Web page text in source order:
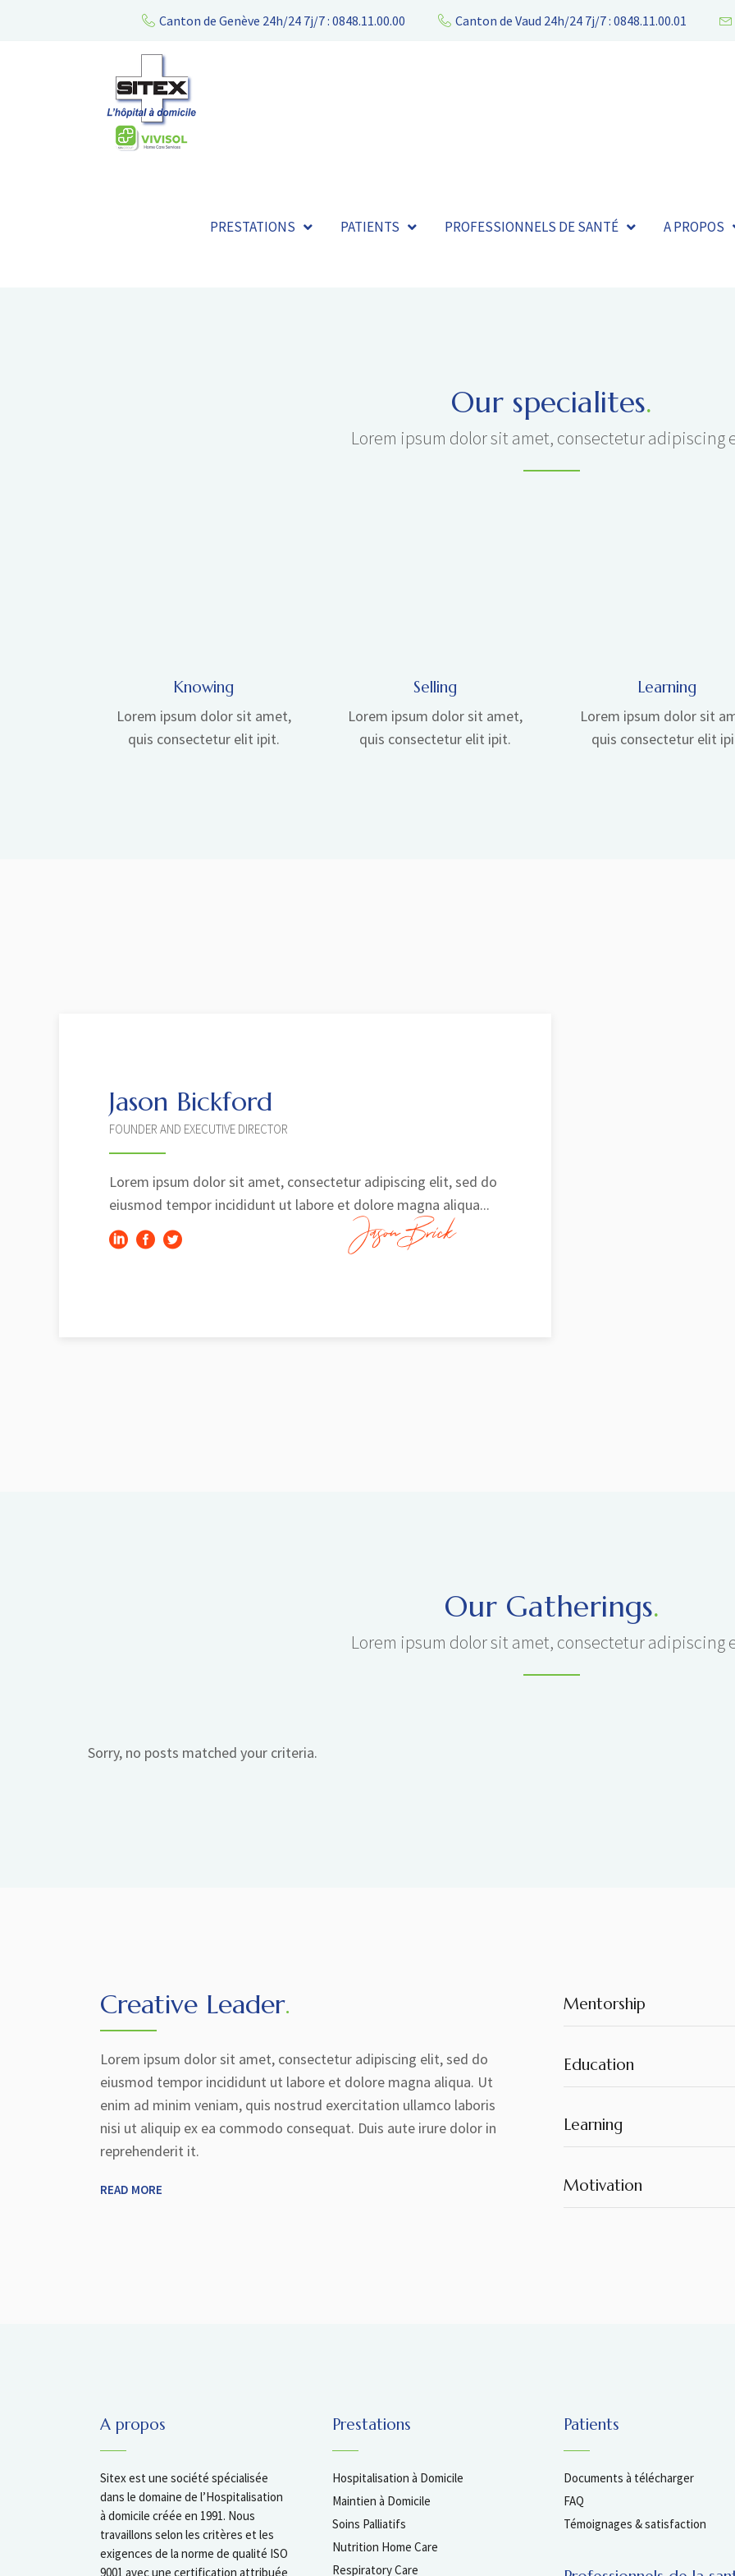
Canton de Genève 24h/24 7j/7 : 0848.11.00.00 Canton de Vaud 24h/24 7j/7 : 0848.11.00.01
PRESTATIONS PATIENTS PROFESSIONNELS DE SANTÉ A PROPOS
Our specialites.
Lorem ipsum dolor sit amet, consectetur adipiscing
Knowing
Lorem ipsum dolor sit amet,
quis consectetur elit ipit.
Selling
Lorem ipsum dolor sit amet,
quis consectetur elit ipit.
Learning
Lorem ipsum dolor sit
quis consectetur elit
Jason Bickford
FOUNDER AND EXECUTIVE DIRECTOR
Lorem ipsum dolor sit amet, consectetur adipiscing elit, sed do
eiusmod tempor incididunt ut labore et dolore magna aliqua...
Jason Brick
Our Gatherings.
Lorem ipsum dolor sit amet, consectetur adipiscing
Sorry, no posts matched your criteria.
Creative Leader.
Lorem ipsum dolor sit amet, consectetur adipiscing elit, sed do
eiusmod tempor incididunt ut labore et dolore magna aliqua. Ut
enim ad minim veniam, quis nostrud exercitation ullamco laboris
nisi ut aliquip ex ea commodo consequat. Duis aute irure dolor in
reprehenderit it.
READ MORE
Mentorship
Education
Learning
Motivation
A propos
Sitex est une société spécialisée
dans le domaine de l’Hospitalisation
à domicile créée en 1991. Nous
travaillons selon les critères et les
exigences de la norme de qualité ISO
9001 avec une certification attribuée
Prestations
Hospitalisation à Domicile
Maintien à Domicile
Soins Palliatifs
Nutrition Home Care
Respiratory Care
Patients
Documents à télécharger
FAQ
Témoignages & satisfaction